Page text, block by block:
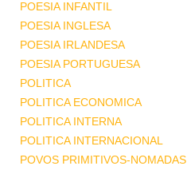
POESIA INFANTIL
POESIA INGLESA
POESIA IRLANDESA
POESIA PORTUGUESA
POLITICA
POLITICA ECONOMICA
POLITICA INTERNA
POLITICA INTERNACIONAL
POVOS PRIMITIVOS-NOMADAS